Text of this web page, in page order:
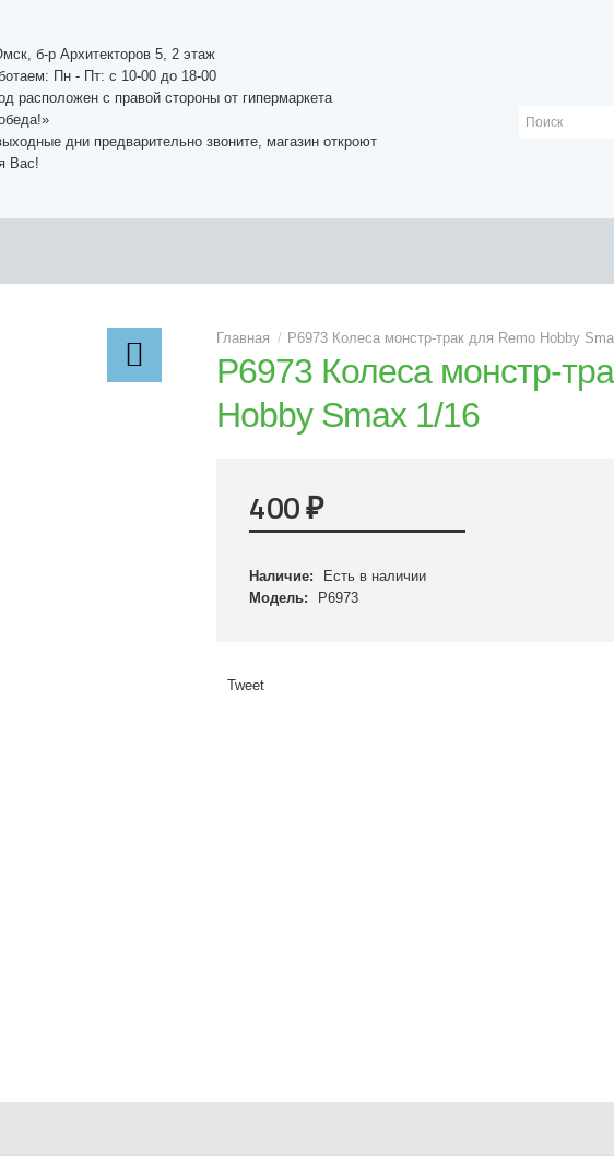
б-р Архитекторов 5, 2 этаж
Пн - Пт: c 10-00 до 18-00
расположен с правой стороны от гипермаркета
дни предварительно звоните, магазин откроют
Вас!
P6973 Колеса монстр-трак для Remo Hobby
P6973 Колеса монстр-
Hobby Smax 1/16
400₽
Наличие:
Есть в наличии
Модель:
P6973
Tweet